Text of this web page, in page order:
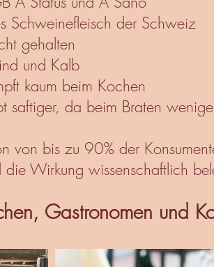
Schweinefleisch der Schweiz
gehalten
und Kalb
kaum beim Kochen
saftiger, da beim Braten
von bis zu 90% der
die Wirkung wissenschaftlich
Gastronomen und